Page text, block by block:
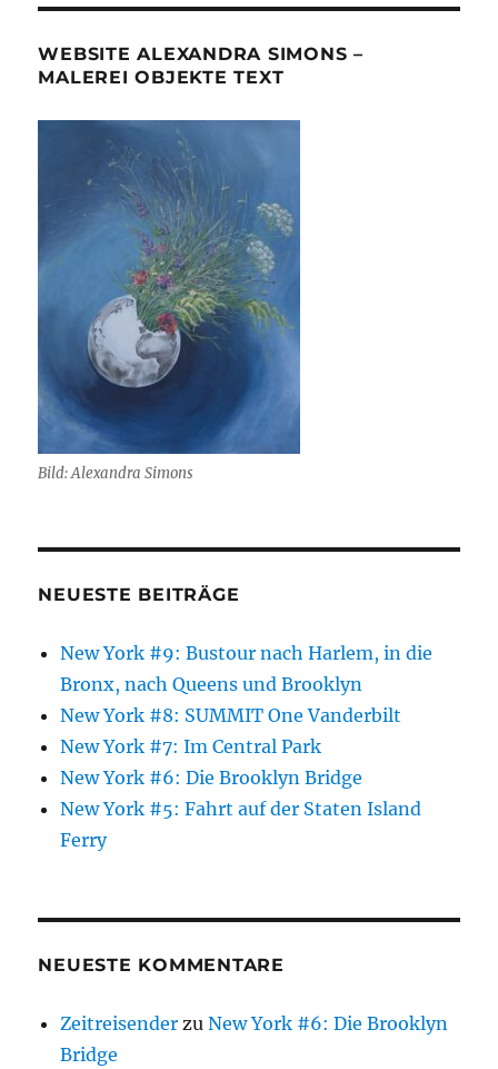
WEBSITE ALEXANDRA SIMONS –
MALEREI OBJEKTE TEXT
Bild: Alexandra Simons
NEUESTE BEITRÄGE
New York #9: Bustour nach Harlem, in die
Bronx, nach Queens und Brooklyn
New York #8: SUMMIT One Vanderbilt
New York #7: Im Central Park
New York #6: Die Brooklyn Bridge
New York #5: Fahrt auf der Staten Island
Ferry
NEUESTE KOMMENTARE
Zeitreisender zuNew York #6: Die Brooklyn
Bridge